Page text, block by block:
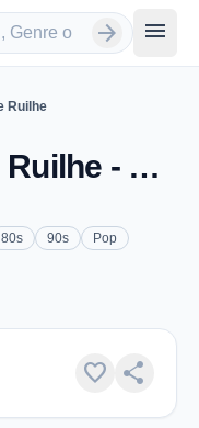
arrow_forward menu
Ruilhe
Radio Clube Ruilhe - Braga
80s 90s
Pop
favorite share